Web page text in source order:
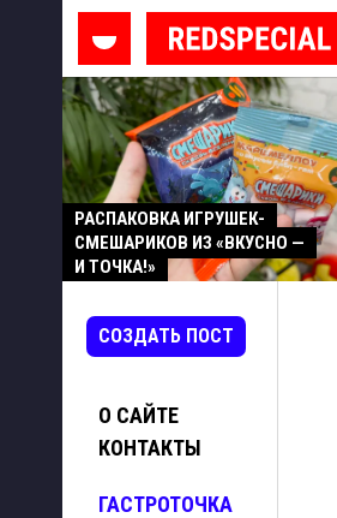
РАСПАКОВКА ИГРУШЕК-
СМЕШАРИКОВ ИЗ «ВКУСНО —
И ТОЧКА!»
СОЗДАТЬ ПОСТ
О САЙТЕ
КОНТАКТЫ
ГАСТРОТОЧКА